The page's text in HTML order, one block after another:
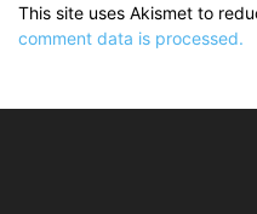
This site uses Akismet to
comment data is processed.